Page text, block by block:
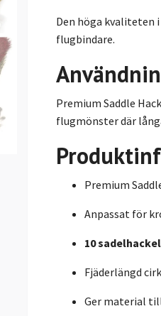
Den höga kvaliteten
flugbindare.
Premium Saddle
flugmönster där
Premium
Anpassat för
10 sadelhackel
Fjäderlängd
Ger material